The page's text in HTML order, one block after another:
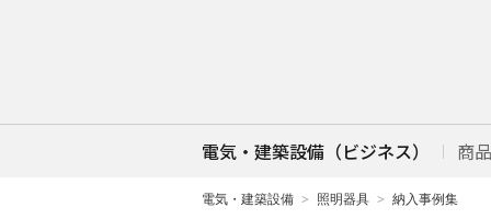
電気・建築設備（ビジネス） 商
電気・建築設備 照明器具 納入事例集